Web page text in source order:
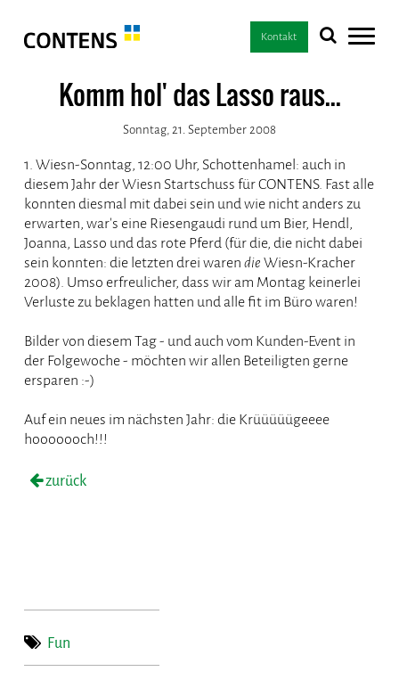
Kontakt
Komm hol' das Lasso raus...
Sonntag, 21. September 2008
1. Wiesn-Sonntag, 12:00 Uhr, Schottenhamel: auch in
diesem Jahr der Wiesn Startschuss für CONTENS. Fast alle
konnten diesmal mit dabei sein und wie nicht anders zu
erwarten, war's eine Riesengaudi rund um Bier, Hendl,
Joanna, Lasso und das rote Pferd (für die, die nicht dabei
sein konnten: die letzten drei warendieWiesn-Kracher
2008). Umso erfreulicher, dass wir am Montag keinerlei
Verluste zu beklagen hatten und alle fit im Büro waren!
Bilder von diesem Tag - und auch vom Kunden-Event in
der Folgewoche - möchten wir allen Beteiligten gerne
ersparen :-)
Auf ein neues im nächsten Jahr: die Krüüüüügeeee
hooooooch!!!
zurück
Fun